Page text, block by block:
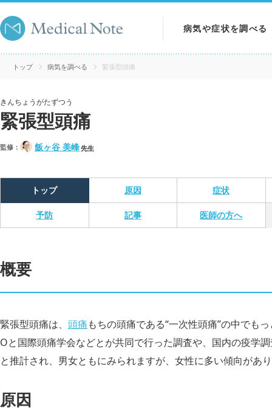
病気や症状を調べる
病気を調べる
トップ 病気を調べる 緊張型頭痛
きんちょうがたずつう
緊張型頭痛
監修： 飯ヶ谷 美峰先生
トップ 原因 症状
予防 記事 医師の方へ
概要
緊張型頭痛は、 頭痛もちの頭痛である“一次性頭痛”の中でも
Oと国際頭痛学会などとが共同で行った調査や、国内の疫学
と推計され、男女ともにみられますが、女性に多い傾向があ
原因